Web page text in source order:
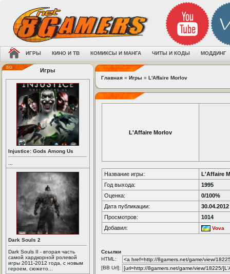
ИГРЫ КИНО И ТВ КОМИКСЫ И МАНГА ЧИТЫ И КОДЫ МОДДИНГ
Игры
Injustice: Gods Among Us
Dark Souls 2
Dark Souls II - вторая часть
самой хардкорной ролевой
игры 2011-2012 года, с новым
героем, сюжето...
Главная » Игры » L'Affaire Morlov
L'Affaire Morlov
Название игры:
L'Affaire
Год выхода:
1995
Оценка:
0/100%
Дата публикации:
30.04.2012
Просмотров:
1014
Добавил:
Vova
Ссылки
HTML:
[BB Url]: